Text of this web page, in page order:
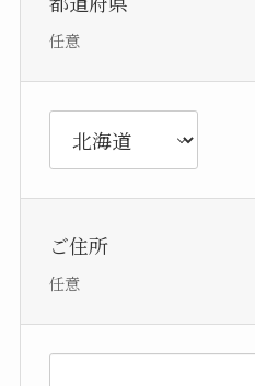
任意
ご住所
任意